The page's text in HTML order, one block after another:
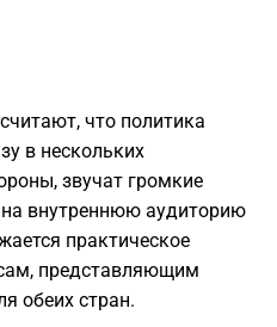
что политика
в нескольких
звучат громкие
внутреннюю аудиторию
практическое
представляющим
обеих стран.